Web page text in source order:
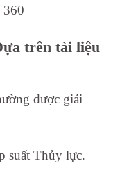
360
trên tài liệu
được giải
suất Thủy lực.